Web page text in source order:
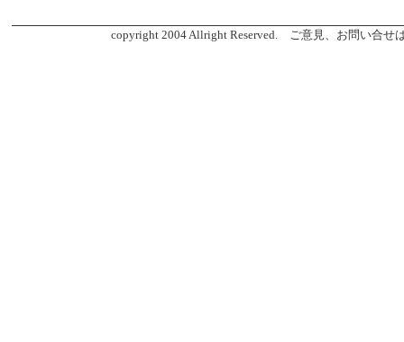
copyright 2004 Allright Reserved. ご意見、お問い合